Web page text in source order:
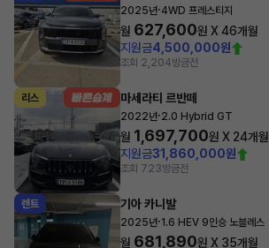
2025년·4WD 프레스티지
월 627,600원 X46개월
지원금4,500,000원
조회 2,204방금전
리스 마세라티 르반떼
2022년·2.0 Hybrid GT
월 1,697,700원 X 24개월
지원금31,860,000원
조회 723방금전
렌트 기아 카니발
2025년·1.6 HEV 9인승 노블레스
월 681,890원 X 35개월